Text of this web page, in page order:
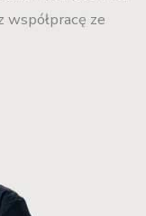
współpracę ze